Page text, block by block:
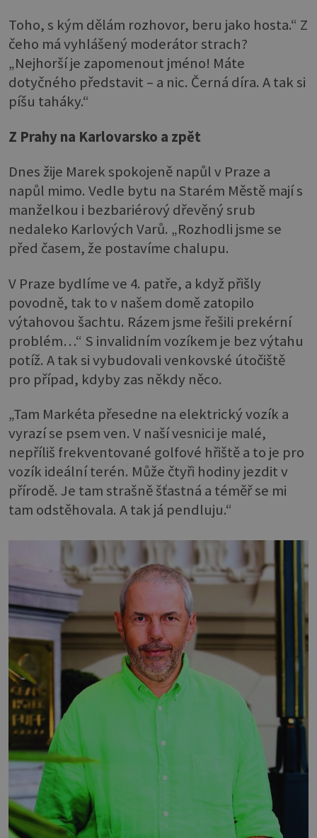
Toho, s kým dělám rozhovor, beru jako hosta.“ Z
čeho má vyhlášený moderátor strach?
„Nejhorší je zapomenout jméno! Máte
dotyčného představit – a nic. Černá díra. A tak si
píšu taháky.“
Z Prahy na Karlovarsko a zpět
Dnes žije Marek spokojeně napůl v Praze a
napůl mimo. Vedle bytu na Starém Městě mají s
manželkou i bezbariérový dřevěný srub
nedaleko Karlových Varů. „Rozhodli jsme se
před časem, že postavíme chalupu.
V Praze bydlíme ve 4. patře, a když přišly
povodně, tak to v našem domě zatopilo
výtahovou šachtu. Rázem jsme řešili prekérní
problém…“ S invalidním vozíkem je bez výtahu
potíž. A tak si vybudovali venkovské útočiště
pro případ, kdyby zas někdy něco.
„Tam Markéta přesedne na elektrický vozík a
vyrazí se psem ven. V naší vesnici je malé,
nepříliš frekventované golfové hřiště a to je pro
vozík ideální terén. Může čtyři hodiny jezdit v
přírodě. Je tam strašně šťastná a téměř se mi
tam odstěhovala. A tak já pendluju.“